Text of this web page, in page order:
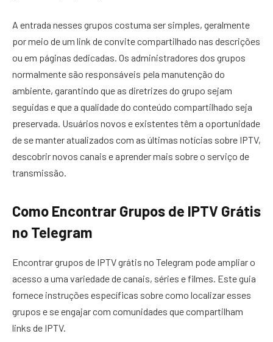
A entrada nesses grupos costuma ser simples, geralmente
por meio de um link de convite compartilhado nas descrições
ou em páginas dedicadas. Os administradores dos grupos
normalmente são responsáveis pela manutenção do
ambiente, garantindo que as diretrizes do grupo sejam
seguidas e que a qualidade do conteúdo compartilhado seja
preservada. Usuários novos e existentes têm a oportunidade
de se manter atualizados com as últimas notícias sobre IPTV,
descobrir novos canais e aprender mais sobre o serviço de
transmissão.
Como Encontrar Grupos de IPTV Grátis
no Telegram
Encontrar grupos de IPTV grátis no Telegram pode ampliar o
acesso a uma variedade de canais, séries e filmes. Este guia
fornece instruções específicas sobre como localizar esses
grupos e se engajar com comunidades que compartilham
links de IPTV.